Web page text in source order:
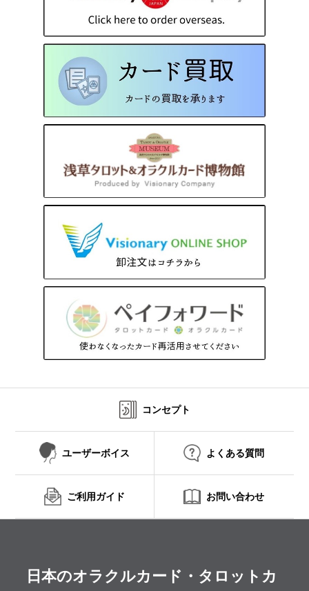
コンセプト
ユーザーボイス よくある質問
ご利用ガイド お問い合わせ
日本のオラクルカード・タロットカ